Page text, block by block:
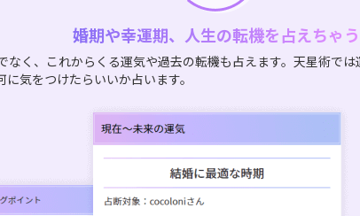
婚期や幸運期、人生の転機を占えちゃう
なく、これからくる運気や過去の転機も占えます。天星術で
に気をつけたらいいか占います。